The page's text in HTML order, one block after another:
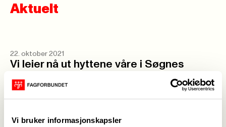
Vi bruker informasjonskapsler
Aktuelt
22. oktober 2021
Vi leier nå ut hyttene våre i Søgnes
skjærgård.